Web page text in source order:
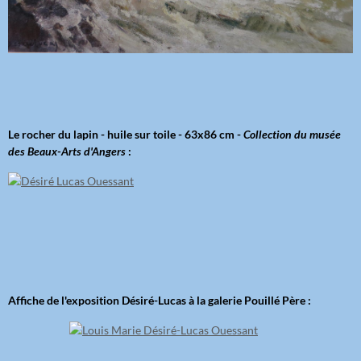
Le rocher du lapin - huile sur toile - 63x86 cm -Collection du musée
des Beaux-Arts d'Angers :
Affiche de l'exposition Désiré-Lucas à la galerie Pouillé Père :